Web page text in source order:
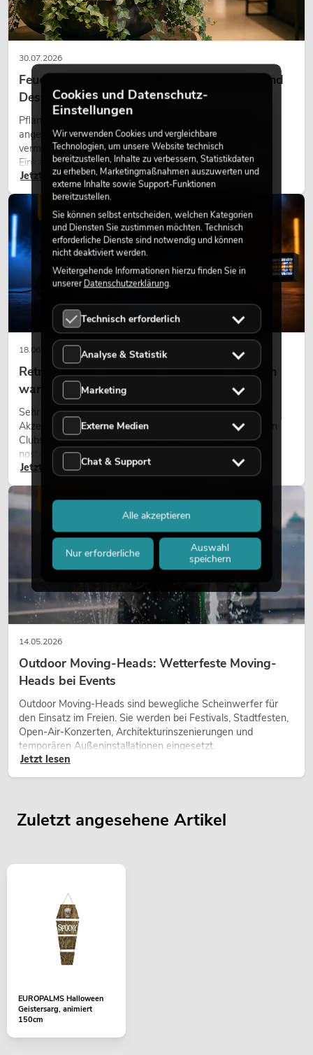
30.07.2026
Feuerhemmende Kunstpflanzen: Sicherheit und
Design perfekt kombiniert
Pflanzen machen Räume lebendig. Sie schaffen eine
angenehme Atmosphäre, verbessern das Ambiente und
vermitteln Natürlichkeit. Ob in Hotels, Restaurants,
Einkaufszentren, Bürogebäuden oder auf Messeständen:
eine hochwertige Begrünung gehört heute längst zum
modernen Raumkonzept.
Jetzt lesen
18.06.2026
Retro-Licht im modernen Lichtdesign: Warum
warmes Licht wieder wirkt
Sehr warmes Licht, sichtbare Leuchtflächen und farbige
Akzente prägen viele aktuelle Lichtdesigns auf Bühnen, in
Clubs und bei Events. Retro-Licht ist dabei kein rein
nostalgischer Effekt, sondern ein bewusst eingesetztes
Gestaltungsmittel: Es schafft Atmosphäre, gibt Szenen
Charakter und kann technische LED-Setups emotionaler
wirken lassen.
Jetzt lesen
LICHT
14.05.2026
Outdoor Moving-Heads: Wetterfeste Moving-
Heads bei Events
Outdoor Moving-Heads sind bewegliche Scheinwerfer für
den Einsatz im Freien. Sie werden bei Festivals, Stadtfesten,
Open-Air-Konzerten, Architekturinszenierungen und
temporären Außeninstallationen eingesetzt.
Jetzt lesen
LICHT
Zuletzt angesehene Artikel
EUROPALMS Halloween
Geistersarg, animiert
150cm
Cookies und Datenschutz-
Einstellungen
Wir verwenden Cookies und vergleichbare
Technologien, um unsere Website technisch
bereitzustellen, Inhalte zu verbessern, Statistikdaten
zu erheben, Marketingmaßnahmen auszuwerten und
externe Inhalte sowie Support-Funktionen
bereitzustellen.
Sie können selbst entscheiden, welchen Kategorien
und Diensten Sie zustimmen möchten. Technisch
erforderliche Dienste sind notwendig und können
nicht deaktiviert werden.
Weitergehende Informationen hierzu finden Sie in
unsererDatenschutzerklärung.
Technisch erforderlich
Analyse & Statistik
Marketing
Externe Medien
Chat & Support
Nur erforderliche
Auswahl
speichern
Alle akzeptieren